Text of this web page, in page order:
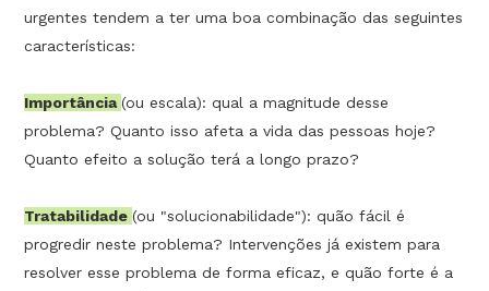
urgentes tendem a ter uma boa combinação das seguintes
características:
Importância(ou escala): qual a magnitude desse
problema? Quanto isso afeta a vida das pessoas hoje?
Quanto efeito a solução terá a longo prazo?
Tratabilidade(ou "solucionabilidade"): quão fácil é
progredir neste problema? Intervenções já existem para
resolver esse problema de forma eficaz, e quão forte é a